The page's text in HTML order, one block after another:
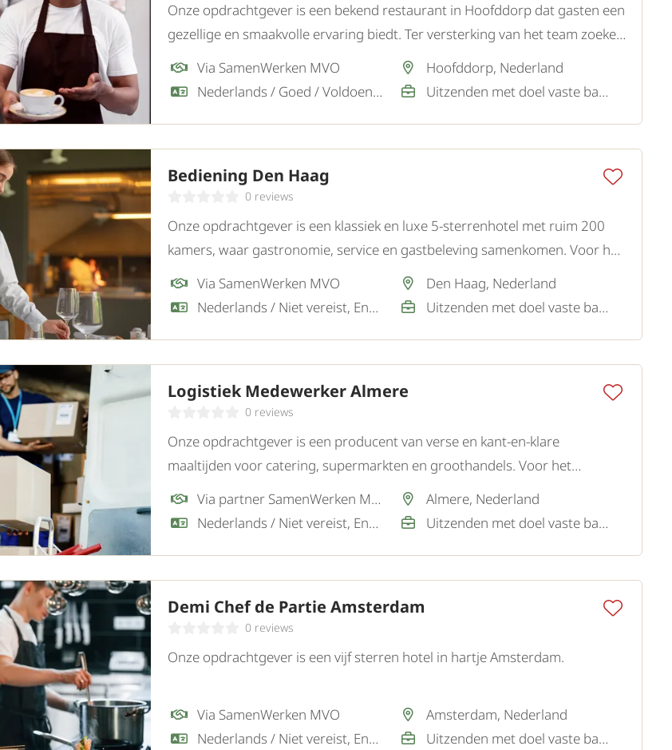
Onze opdrachtgever is een bekend restaurant in Hoofddorp dat gasten een
gezellige en smaakvolle ervaring biedt. Ter versterking van het team zoeken
zij een enthousiaste Medewerker Bediening.
Via SamenWerken MVO
Hoofddorp, Nederland
Nederlands / Goed / Voldoende, Engels / Goed
Uitzenden met doel vaste baan
Bediening Den Haag
0 reviews
Onze opdrachtgever is een klassiek en luxe 5-sterrenhotel met ruim 200
kamers, waar gastronomie, service en gastbeleving samenkomen. Voor het
restaurant zoeken zij een gastvrije en representatieve
Restaurantmedewerker.
Via SamenWerken MVO
Den Haag, Nederland
Nederlands / Niet vereist, Engels / Goed
Uitzenden met doel vaste baan
Logistiek Medewerker Almere
0 reviews
Onze opdrachtgever is een producent van verse en kant-en-klare
maaltijden voor catering, supermarkten en groothandels. Voor het
logistieke team zoeken zij een betrouwbare en gemotiveerde Logistiek
Medewerker.
Via partner SamenWerken MVO
Almere, Nederland
Nederlands / Niet vereist, Engels / Goed / Voldoende
Uitzenden met doel vaste baan
Demi Chef de Partie Amsterdam
0 reviews
Onze opdrachtgever is een vijf sterren hotel in hartje Amsterdam.
Via SamenWerken MVO
Amsterdam, Nederland
Nederlands / Niet vereist, Engels / Goed
Uitzenden met doel vaste baan